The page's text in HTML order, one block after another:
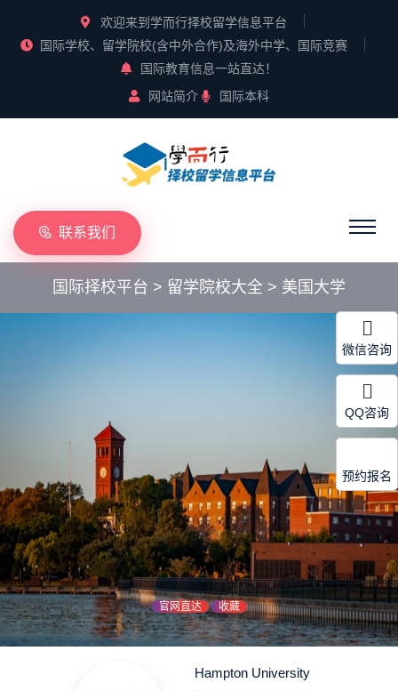
欢迎来到学而行择校留学信息平台
国际学校、留学院校(含中外合作)及海外中学、国际竞赛
国际教育信息一站直达！
网站简介
国际本科
联系我们
国际择校平台 > 留学院校大全 > 美国大学
官网直达 收藏
Hampton University
微信咨询
QQ咨询
预约报名